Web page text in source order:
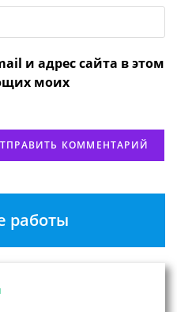
и адрес сайта в этом
моих
работы